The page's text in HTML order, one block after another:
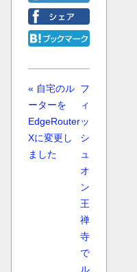
« 自宅のル
ーターを
EdgeRouter
Xに変更し
ました
フ
ィ
ッ
シ
ュ
オ
ン
王
禅
寺
で
ル